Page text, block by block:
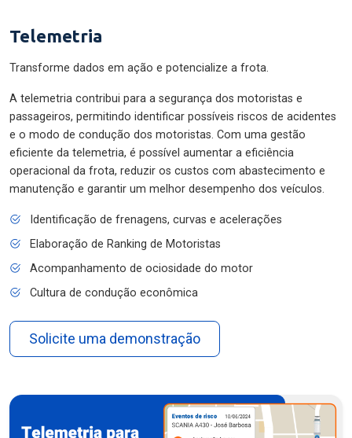
Telemetria
Transforme dados em ação e potencialize a frota.
A telemetria contribui para a segurança dos motoristas e
passageiros, permitindo identificar possíveis riscos de acidentes
e o modo de condução dos motoristas. Com uma gestão
eficiente da telemetria, é possível aumentar a eficiência
operacional da frota, reduzir os custos com abastecimento e
manutenção e garantir um melhor desempenho dos veículos.
Identificação de frenagens, curvas e acelerações
Elaboração de Ranking de Motoristas
Acompanhamento de ociosidade do motor
Cultura de condução econômica
Solicite uma demonstração